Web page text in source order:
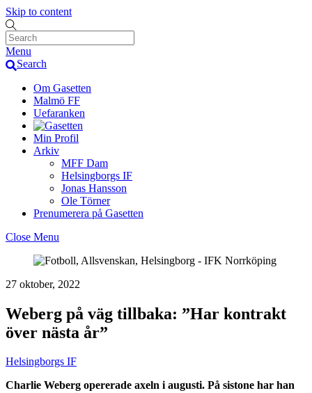
Skip to content
Menu
Search
Om Gasetten
Malmö FF
Uefaranken
Min Profil
Arkiv
MFF Dam
Helsingborgs IF
Jonas Hansson
Ole Törner
Prenumerera på Gasetten
Close Menu
27 oktober, 2022
Weberg på väg tillbaka: ”Har kontrakt
över nästa år”
Helsingborgs IF
Charlie Weberg opererade axeln i augusti. På sistone har han